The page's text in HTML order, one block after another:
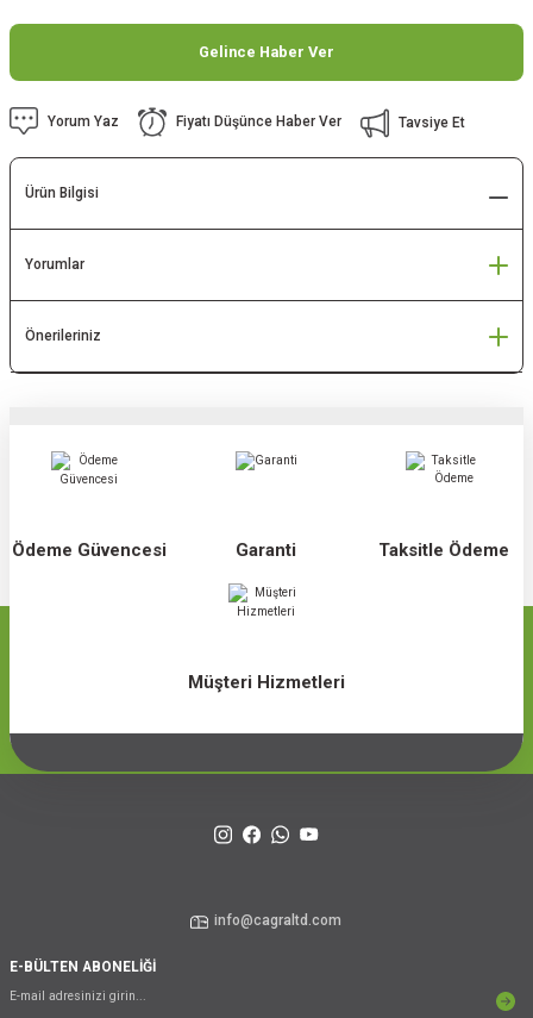
Gelince Haber Ver
Yorum Yaz Fiyatı Düşünce Haber Ver Tavsiye Et
Ürün Bilgisi
Yorumlar
Önerileriniz
Ödeme Güvencesi Garanti Taksitle Ödeme
Müşteri Hizmetleri
info@cagraltd.com
E-BÜLTEN ABONELİĞİ